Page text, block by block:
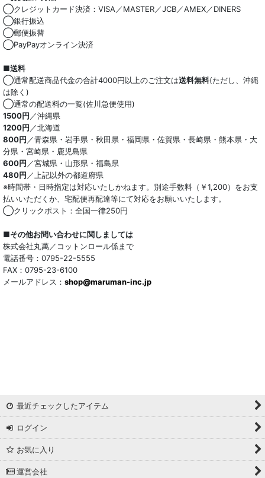
◯クレジットカード決済：VISA／MASTER／JCB／AMEX／DINERS
◯銀行振込
◯郵便振替
◯PayPayオンライン決済
■送料
◯通常配送商品代金の合計4000円以上のご注文は送料無料(ただし、沖縄
は除く)
◯通常の配送料の一覧(佐川急便使用)
1500円 ／沖縄県
1200円 ／北海道
800円 ／青森県・岩手県・秋田県・福岡県・佐賀県・長崎県・熊本県・大
分県・宮崎県・鹿児島県
600円 ／宮城県・山形県・福島県
480円 ／上記以外の都道府県
※時間帯・日時指定は対応いたしかねます。別途手数料（￥1,200）をお支
払いいただくか、宅配便再配達等にて対応をお願いいたします。
◯クリックポスト：全国一律250円
■その他お問い合わせに関しましては
株式会社丸萬／コットンロール係まで
電話番号：0795-22-5555
FAX：0795-23-6100
メールアドレス： shop@maruman-inc.jp
最近チェックしたアイテム
ログイン
お気に入り
運営会社